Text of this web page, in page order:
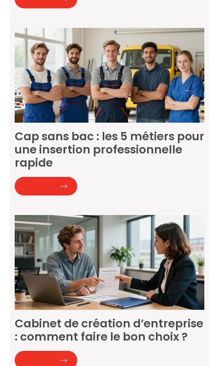
Cap sans bac : les 5 métiers pour
une insertion professionnelle
rapide
Cabinet de création d’entreprise
: comment faire le bon choix ?